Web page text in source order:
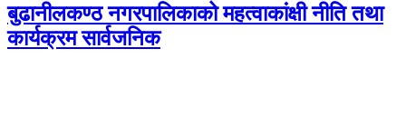
बुढानीलकण्ठ नगरपालिकाको महत्वाकांक्षी नीति तथा
कार्यक्रम सार्वजनिक